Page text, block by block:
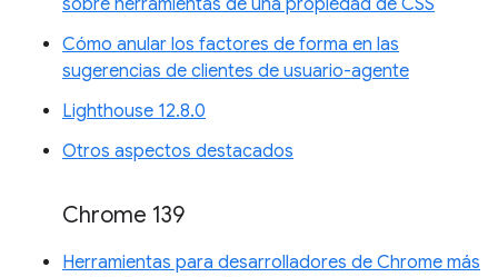
sobre herramientas de una propiedad de CSS
Cómo anular los factores de forma en las
sugerencias de clientes de usuario-agente
Lighthouse 12.8.0
Otros aspectos destacados
Chrome 139
Herramientas para desarrolladores de Chrome más